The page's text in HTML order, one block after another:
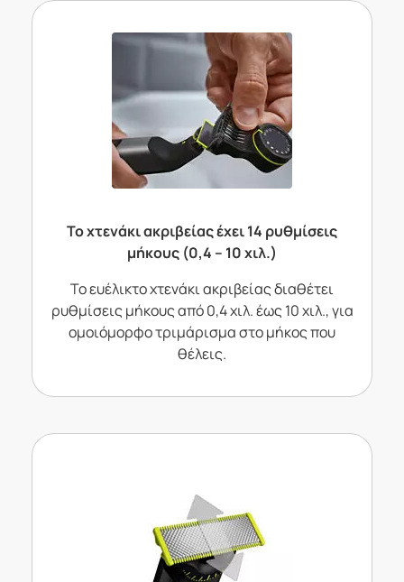
Το χτενάκι ακριβείας έχει 14 ρυθμίσεις
μήκους (0,4 – 10 χιλ.)
Το ευέλικτο χτενάκι ακριβείας διαθέτει
ρυθμίσεις μήκους από 0,4 χιλ. έως 10 χιλ., για
ομοιόμορφο τριμάρισμα στο μήκος που
θέλεις.